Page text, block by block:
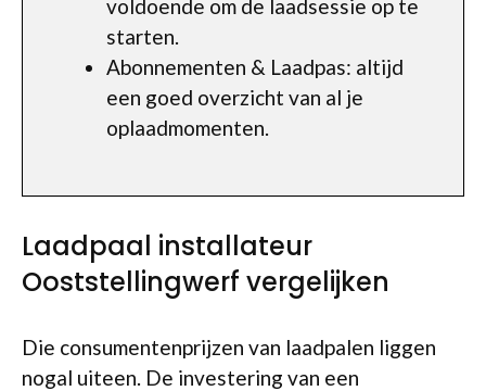
voldoende om de laadsessie op te
starten.
Abonnementen & Laadpas: altijd
een goed overzicht van al je
oplaadmomenten.
Laadpaal installateur
Ooststellingwerf vergelijken
Die consumentenprijzen van laadpalen liggen
nogal uiteen. De investering van een